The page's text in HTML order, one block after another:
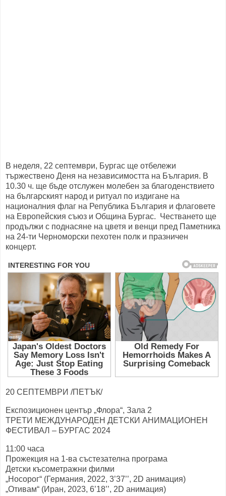
В неделя, 22 септември, Бургас ще отбележи
тържествено Деня на независимостта на България. В
10.30 ч. ще бъде отслужен молебен за благоденствието
на българският народ и ритуал по издигане на
националния флаг на Република България и флаговете
на Европейския съюз и Община Бургас. Честването ще
продължи с поднасяне на цветя и венци пред Паметника
на 24-ти Черноморски пехотен полк и празничен
концерт.
20 СЕПТЕМВРИ /ПЕТЪК/
Експозиционен център „Флора“, Зала 2
ТРЕТИ МЕЖДУНАРОДЕН ДЕТСКИ АНИМАЦИОНЕН
ФЕСТИВАЛ – БУРГАС 2024
11:00 часа
Прожекция на 1-ва състезателна програма
Детски късометражни филми
„Носорог“ (Германия, 2022, 3’37’’, 2D анимация)
„Отивам“ (Иран, 2023, 6’18’’, 2D анимация)